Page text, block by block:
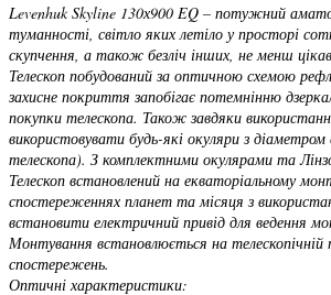
Levenhuk Skyline 130х900 EQ – потужний
туманності, світло яких летіло у просторі
скупчення, а також безліч інших, не менш
Телескоп побудований за оптичною схемою
захисне покриття запобігає потемнінню
покупки телескопа. Також завдяки
використовувати будь-які окуляри з
телескопа). З комплектними окулярами та
Телескоп встановлений на екваторіальному
спостереженнях планет та місяця з
встановити електричний привід для ведення
Монтування встановлюється на телескопічній
спостережень.
Оптичні характеристики: